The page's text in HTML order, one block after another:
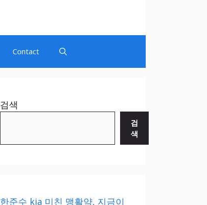
Contact
검색
검
색
한준수 kia 미친 맹활약, 지금이